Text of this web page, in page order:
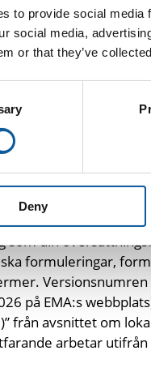
to provide social
social media,
or that they’ve
Deny
ingå i
bipacksedeln (artikel
Båda gäller
såsom BfArM i
Läkemedelsverket i
EU-omfattande
som din
formuleringar,
på EMA:s
från avsnittet om
arbetar